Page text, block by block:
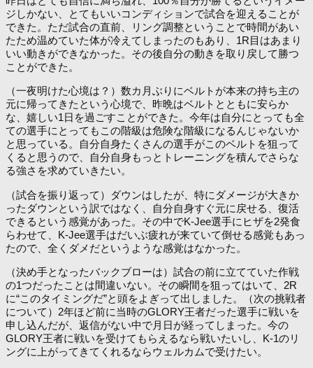
ジしかない、とてもいいコンディションで試合を迎えることが
できた。ただ試合の直前、リング調整ということで時間があい
たため温めていた体が冷えてしまったのもあり、1R目はあまり
いい動きができなかった。その後自分の動きを取り戻して勝つ
ことができた。
（一夜明けた心境は？）数カ月ぶりにベルトが本来の持ち主の
元に帰ってきたという心境で、昨晩はベルトとともに安らか
な、嬉しい1日を過ごすことができた。今年は自分にとっても全
ての選手にとってもこの階級は危険な階級になるんじゃないか
と思っている。自分自身たくさんの選手がこのベルトを狙って
くると思うので、自分自身もっとトレーニングを積んでさらな
る強さを求めていきたい。
（試合を振り返って）ダウンはしたが、特にダメージが大きか
ったダウンという訳ではなく、自分自身すぐ元に戻せる、復活
できるという感覚があった。その中でK-Jee選手にヒザを2発食
らわせて、K-Jee選手はだいぶ疲れが来ていて倒せる感覚もあっ
たので、全くダメだというような感覚はなかった。
（決め手となったバックブローは）試合の前に立てていた作戦
の1つだったことは間違いない。その瞬間を狙ってはいて、2R
に“このタイミングだ”と頭をよぎって出しました。（次の挑戦者
について）2年ほど前に当時のGLORY王者だった選手に戦いを
申し込んだが、返信がない中で月日が経ってしまった。今の
GLORY王者に戦いを受けてもらえるなら戦いたいし、K-1のリ
ングに上がってきてくれるならウェルカムで受けたい。